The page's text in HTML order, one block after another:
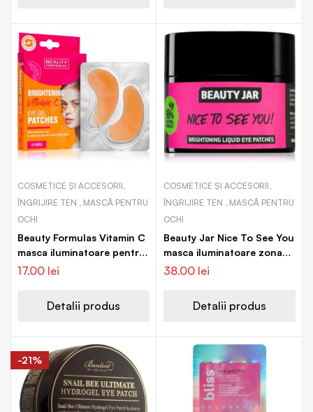
COSMETICE ȘI ACCESORII,
ÎNGRIJIRE TEN , MASCĂ PENTRU
OCHI
Beauty Formulas Vitamin C
masca iluminatoare pentru
ochi
17.00 lei
Detalii produs
COSMETICE ȘI ACCESORII,
ÎNGRIJIRE TEN , MASCĂ PENTRU
OCHI
Beauty Jar Nice To See You
masca iluminatoare zona
ochilor
38.00 lei
Detalii produs
-21%